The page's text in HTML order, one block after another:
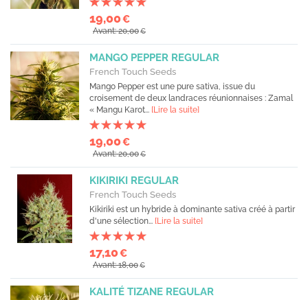
19,00€
Avant: 20,00€
MANGO PEPPER REGULAR
French Touch Seeds
Mango Pepper est une pure sativa, issue du
croisement de deux landraces réunionnaises : Zamal
« Mangu Karot... [Lire la suite]
19,00€
Avant: 20,00€
KIKIRIKI REGULAR
French Touch Seeds
Kikiriki est un hybride à dominante sativa créé à partir
d'une sélection... [Lire la suite]
17,10€
Avant: 18,00€
KALITÉ TIZANE REGULAR